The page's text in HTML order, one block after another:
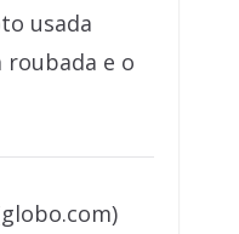
usada
roubada e o